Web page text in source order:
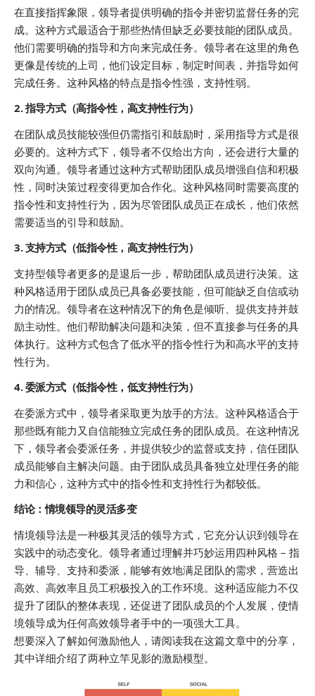
在直接指挥象限，领导者提供明确的指令并密切监督任务的完
成。这种方式最适合于那些热情但缺乏必要技能的团队成员。
他们需要明确的指导和方向来完成任务。领导者在这里的角色
更像是传统的上司，他们设定目标，制定时间表，并指导如何
完成任务。这种风格的特点是指令性强，支持性弱。
2. 指导方式（高指令性，高支持性行为）
在团队成员技能较强但仍需指引和鼓励时，采用指导方式是很
必要的。这种方式下，领导者不仅给出方向，还会进行大量的
双向沟通。领导者通过这种方式帮助团队成员增强自信和积极
性，同时决策过程变得更加合作化。这种风格同时需要高度的
指令性和支持性行为，因为尽管团队成员正在成长，他们依然
需要适当的引导和鼓励。
3. 支持方式（低指令性，高支持性行为）
支持型领导者更多的是退后一步，帮助团队成员进行决策。这
种风格适用于团队成员已具备必要技能，但可能缺乏自信或动
力的情况。领导者在这种情况下的角色是倾听、提供支持并鼓
励主动性。他们帮助解决问题和决策，但不直接参与任务的具
体执行。这种方式包含了低水平的指令性行为和高水平的支持
性行为。
4. 委派方式（低指令性，低支持性行为）
在委派方式中，领导者采取更为放手的方法。这种风格适合于
那些既有能力又自信能独立完成任务的团队成员。在这种情况
下，领导者会委派任务，并提供较少的监督或支持，信任团队
成员能够自主解决问题。由于团队成员具备独立处理任务的能
力和信心，这种方式中的指令性和支持性行为都较低。
结论：情境领导的灵活多变
情境领导法是一种极其灵活的领导方式，它充分认识到领导在
实践中的动态变化。领导者通过理解并巧妙运用四种风格 – 指
导、辅导、支持和委派，能够有效地满足团队的需求，营造出
高效、高效率且员工积极投入的工作环境。这种适应能力不仅
提升了团队的整体表现，还促进了团队成员的个人发展，使情
境领导成为任何高效领导者手中的一项强大工具。
想要深入了解如何激励他人，请阅读我在这篇文章中的分享，
其中详细介绍了两种立竿见影的激励模型。